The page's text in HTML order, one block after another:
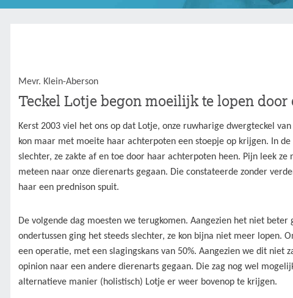
Mevr. Klein-Aberson
Teckel Lotje begon moeilijk te lopen door
Kerst 2003 viel het ons op dat Lotje, onze ruwharige dwergteckel
kon maar met moeite haar achterpoten een stoepje op krijgen. In
slechter, ze zakte af en toe door haar achterpoten heen. Pijn leek ze
meteen naar onze dierenarts gegaan. Die constateerde zonder
haar een prednison spuit.
De volgende dag moesten we terugkomen. Aangezien het niet beter
ondertussen ging het steeds slechter, ze kon bijna niet meer lopen.
een operatie, met een slagingskans van 50%. Aangezien we dit niet
opinion naar een andere dierenarts gegaan. Die zag nog wel
alternatieve manier (holistisch) Lotje er weer bovenop te krijgen.